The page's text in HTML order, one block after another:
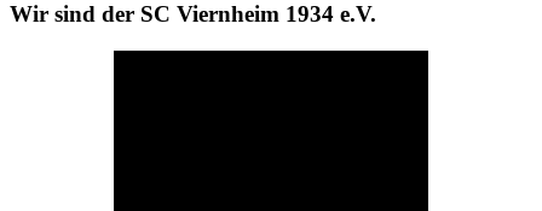
Wir sind der SC Viernheim 1934 e.V.